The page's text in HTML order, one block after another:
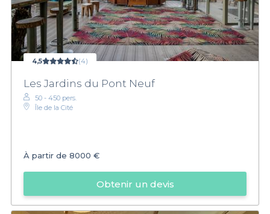
4,5 (4)
Les Jardins du Pont Neuf
50 - 450 pers.
Île de la Cité
À partir de 8000 €
Obtenir un devis